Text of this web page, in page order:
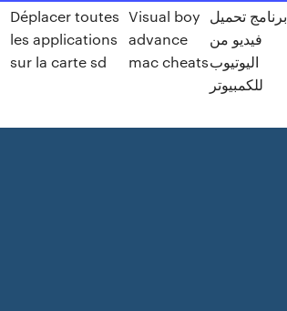
Déplacer toutes
les applications
sur la carte sd
Visual boy
advance
mac cheats
برنامج تحميل
فيديو من
اليوتيوب
للكمبيوتر